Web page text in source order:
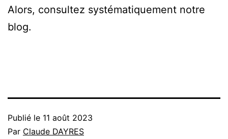
Alors, consultez systématiquement notre
blog.
Publié le 11 août 2023
Par Claude DAYRES